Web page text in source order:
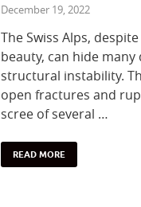
December 19, 2022
The Swiss Alps,
beauty, can hide many
structural instability.
open fractures and
scree of several …
READ MORE